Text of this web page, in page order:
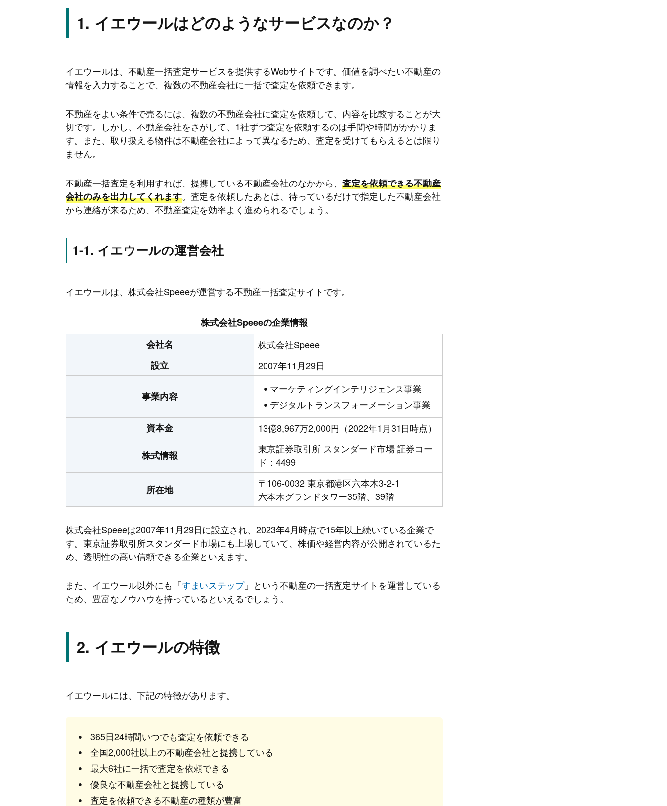
イエウールはどのようなサービスなのか？
イエウールは、不動産一括査定サービスを提供するWebサイトです。価値を調べたい不動産の
情報を入力することで、複数の不動産会社に一括で査定を依頼できます。
不動産をよい条件で売るには、複数の不動産会社に査定を依頼して、内容を比較することが大
切です。しかし、不動産会社をさがして、1社ずつ査定を依頼するのは手間や時間がかかりま
す。また、取り扱える物件は不動産会社によって異なるため、査定を受けてもらえるとは限り
ません。
不動産一括査定を利用すれば、提携している不動産会社のなかから、 査定を依頼できる不動産
会社のみを出力してくれます。査定を依頼したあとは、待っているだけで指定した不動産会社
から連絡が来るため、不動産査定を効率よく進められるでしょう。
イエウールの運営会社
イエウールは、株式会社Speeeが運営する不動産一括査定サイトです。
株式会社Speeeの企業情報
会社名
株式会社Speee
設立
2007年11月29日
事業内容
マーケティングインテリジェンス事業
デジタルトランスフォーメーション事業
資本金
13億8,967万2,000円（2022年1月31日時点）
株式情報
東京証券取引所 スタンダード市場 証券コー
ド：4499
所在地
〒106-0032 東京都港区六本木3-2-1
六本木グランドタワー35階、39階
株式会社Speeeは2007年11月29日に設立され、2023年4月時点で15年以上続いている企業で
す。東京証券取引所スタンダード市場にも上場していて、株価や経営内容が公開されているた
め、透明性の高い信頼できる企業といえます。
また、イエウール以外にも「すまいステップ」という不動産の一括査定サイトを運営している
ため、豊富なノウハウを持っているといえるでしょう。
イエウールの特徴
イエウールには、下記の特徴があります。
365日24時間いつでも査定を依頼できる
全国2,000社以上の不動産会社と提携している
最大6社に一括で査定を依頼できる
優良な不動産会社と提携している
査定を依頼できる不動産の種類が豊富